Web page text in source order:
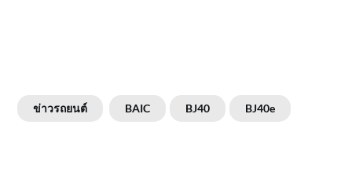
ข่าวรถยนต์ BAIC BJ40 BJ40e